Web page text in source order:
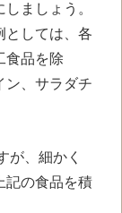
ましょう。
としては、各
食品を除
ン、サラダチ
が、細かく
記の食品を積